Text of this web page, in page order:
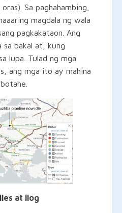
Sa paghahambing,
magdala ng wala
pagkakataon. Ang
sa bakal at, kung
lupa. Tulad ng mga
ang mga ito ay mahina
at ilog